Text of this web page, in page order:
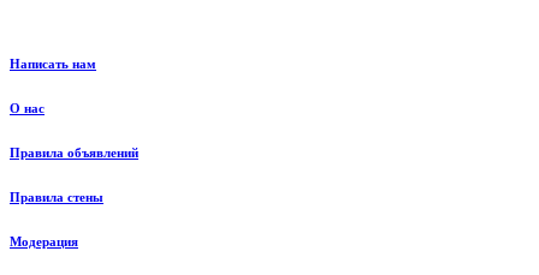
Написать нам
О нас
Правила объявлений
Правила стены
Модерация